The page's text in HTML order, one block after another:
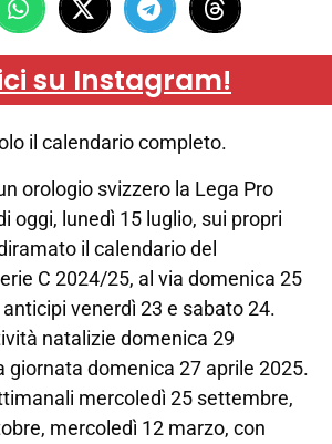
su Instagram!
il calendario completo.
orologio svizzero la Lega Pro
oggi, lunedì 15 luglio, sui propri
il calendario del
C 2024/25, al via domenica 25
venerdì 23 e sabato 24.
natalizie domenica 29
giornata domenica 27 aprile 2025.
mercoledì 25 settembre,
mercoledì 12 marzo, con